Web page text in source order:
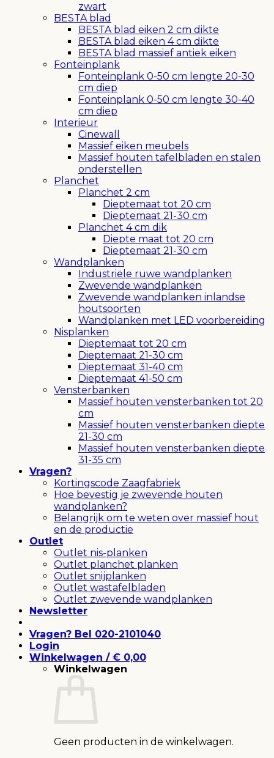
zwart
BESTA blad
BESTA blad eiken 2 cm dikte
BESTA blad eiken 4 cm dikte
BESTA blad massief antiek eiken
Fonteinplank
Fonteinplank 0-50 cm lengte 20-30
cm diep
Fonteinplank 0-50 cm lengte 30-40
cm diep
Interieur
Cinewall
Massief eiken meubels
Massief houten tafelbladen en stalen
onderstellen
Planchet
Planchet 2 cm
Dieptemaat tot 20 cm
Dieptemaat 21-30 cm
Planchet 4 cm dik
Diepte maat tot 20 cm
Dieptemaat 21-30 cm
Wandplanken
Industriële ruwe wandplanken
Zwevende wandplanken
Zwevende wandplanken inlandse
houtsoorten
Wandplanken met LED voorbereiding
Nisplanken
Dieptemaat tot 20 cm
Dieptemaat 21-30 cm
Dieptemaat 31-40 cm
Dieptemaat 41-50 cm
Vensterbanken
Massief houten vensterbanken tot 20
cm
Massief houten vensterbanken diepte
21-30 cm
Massief houten vensterbanken diepte
31-35 cm
Vragen?
Kortingscode Zaagfabriek
Hoe bevestig je zwevende houten
wandplanken?
Belangrijk om te weten over massief hout
en de productie
Outlet
Outlet nis-planken
Outlet planchet planken
Outlet snijplanken
Outlet wastafelbladen
Outlet zwevende wandplanken
Newsletter
Vragen? Bel 020-2101040
Login
Winkelwagen / € 0,00
Winkelwagen
Geen producten in de winkelwagen.